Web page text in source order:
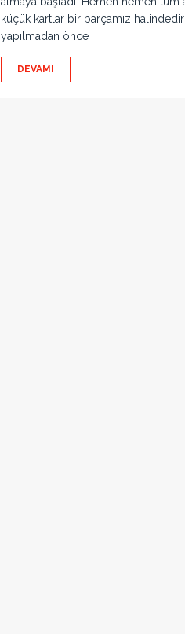
küçük kartlar bir parçamız
yapılmadan önce
DEVAMI